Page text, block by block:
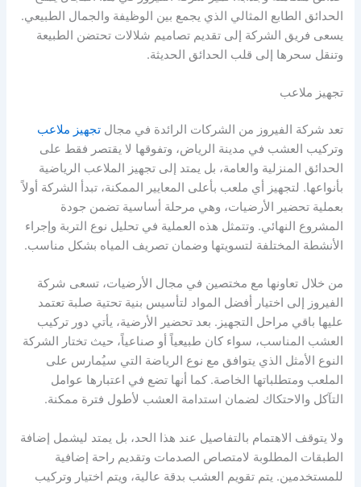
الحدائق الطابع المثالي الذي يجمع بين الوظيفة والجمال الطبيعي.
يسعى فريق الشركة إلى تقديم تصاميم شلالات تحتضن الطبيعة
وتنقل سحرها إلى قلب الحدائق الحديثة.
تجهيز ملاعب
تعد شركة الفيروز من الشركات الرائدة في مجالتجهيز ملاعب
وتركيب العشب في مدينة الرياض، وتفوقها لا يقتصر فقط على
الحدائق المنزلية والعامة، بل يمتد إلى تجهيز الملاعب الرياضية
بأنواعها. لتجهيز أي ملعب بأعلى المعايير الممكنة، تبدأ الشركة أولاً
بعملية تحضير الأرضيات، وهي مرحلة أساسية تضمن جودة
المشروع النهائي. وتتمثل هذه العملية في تحليل نوع التربة وإجراء
الأنشطة المختلفة لتسويتها وضمان تصريف المياه بشكل مناسب.
من خلال تعاونها مع مختصين في مجال الأرضيات، تسعى شركة
الفيروز إلى اختيار أفضل المواد لتأسيس بنية تحتية صلبة تعتمد
عليها باقي مراحل التجهيز. بعد تحضير الأرضية، يأتي دور تركيب
العشب المناسب، سواء كان طبيعياً أو صناعياً، حيث تختار الشركة
النوع الأمثل الذي يتوافق مع نوع الرياضة التي سيُمارس على
الملعب ومتطلباتها الخاصة. كما أنها تضع في اعتبارها عوامل
التآكل والاحتكاك لضمان استدامة العشب لأطول فترة ممكنة.
ولا يتوقف الاهتمام بالتفاصيل عند هذا الحد، بل يمتد ليشمل إضافة
الطبقات المطلوبة لامتصاص الصدمات وتقديم راحة إضافية
للمستخدمين. يتم تقويم العشب بدقة عالية، ويتم اختيار وتركيب